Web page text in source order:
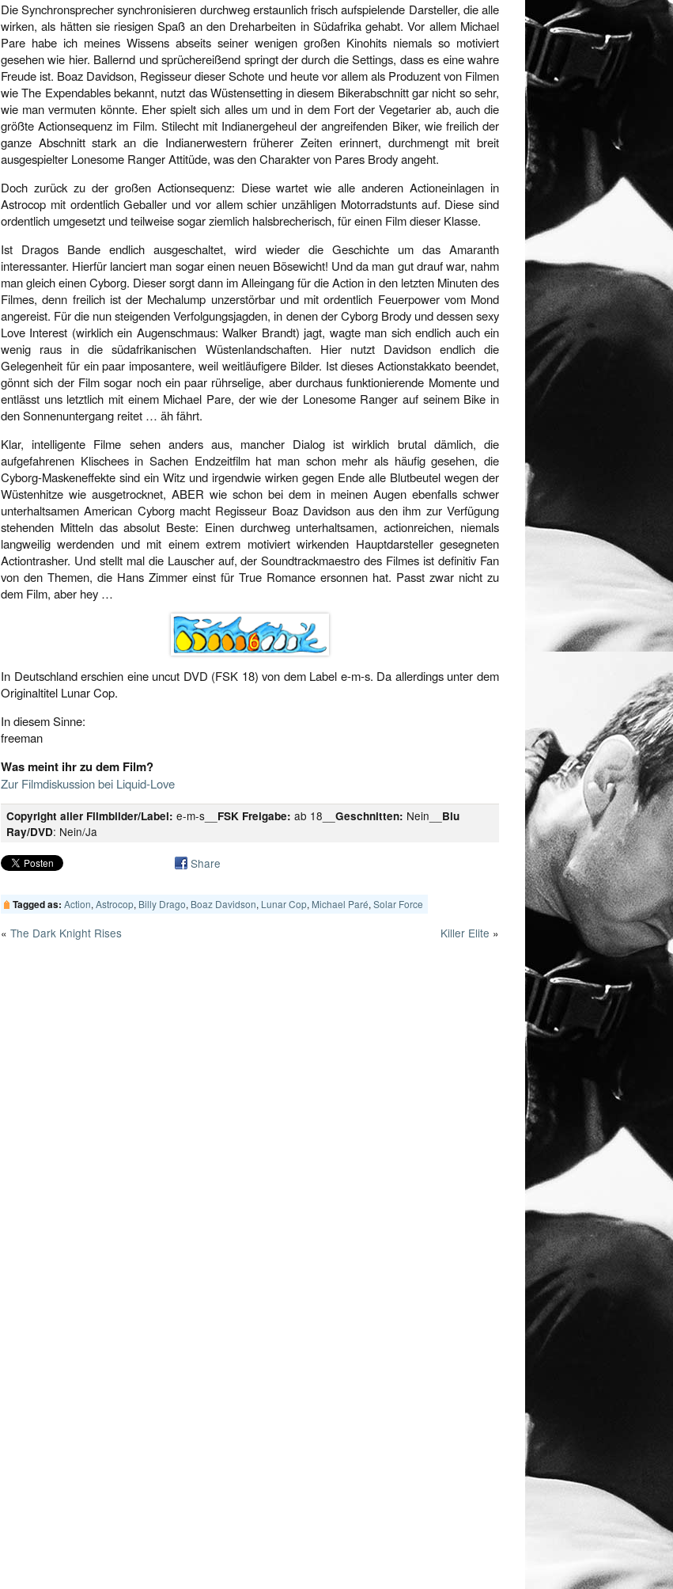
Die Synchronsprecher synchronisieren durchweg erstaunlich frisch aufspielende Darsteller, die alle
wirken, als hätten sie riesigen Spaß an den Dreharbeiten in Südafrika gehabt. Vor allem Michael
Pare habe ich meines Wissens abseits seiner wenigen großen Kinohits niemals so motiviert
gesehen wie hier. Ballernd und sprüchereißend springt der durch die Settings, dass es eine wahre
Freude ist. Boaz Davidson, Regisseur dieser Schote und heute vor allem als Produzent von Filmen
wie The Expendables bekannt, nutzt das Wüstensetting in diesem Bikerabschnitt gar nicht so sehr,
wie man vermuten könnte. Eher spielt sich alles um und in dem Fort der Vegetarier ab, auch die
größte Actionsequenz im Film. Stilecht mit Indianergeheul der angreifenden Biker, wie freilich der
ganze Abschnitt stark an die Indianerwestern früherer Zeiten erinnert, durchmengt mit breit
ausgespielter Lonesome Ranger Attitüde, was den Charakter von Pares Brody angeht.
Doch zurück zu der großen Actionsequenz: Diese wartet wie alle anderen Actioneinlagen in
Astrocop mit ordentlich Geballer und vor allem schier unzähligen Motorradstunts auf. Diese sind
ordentlich umgesetzt und teilweise sogar ziemlich halsbrecherisch, für einen Film dieser Klasse.
Ist Dragos Bande endlich ausgeschaltet, wird wieder die Geschichte um das Amaranth
interessanter. Hierfür lanciert man sogar einen neuen Bösewicht! Und da man gut drauf war, nahm
man gleich einen Cyborg. Dieser sorgt dann im Alleingang für die Action in den letzten Minuten des
Filmes, denn freilich ist der Mechalump unzerstörbar und mit ordentlich Feuerpower vom Mond
angereist. Für die nun steigenden Verfolgungsjagden, in denen der Cyborg Brody und dessen sexy
Love Interest (wirklich ein Augenschmaus: Walker Brandt) jagt, wagte man sich endlich auch ein
wenig raus in die südafrikanischen Wüstenlandschaften. Hier nutzt Davidson endlich die
Gelegenheit für ein paar imposantere, weil weitläufigere Bilder. Ist dieses Actionstakkato beendet,
gönnt sich der Film sogar noch ein paar rührselige, aber durchaus funktionierende Momente und
entlässt uns letztlich mit einem Michael Pare, der wie der Lonesome Ranger auf seinem Bike in
den Sonnenuntergang reitet … äh fährt.
Klar, intelligente Filme sehen anders aus, mancher Dialog ist wirklich brutal dämlich, die
aufgefahrenen Klischees in Sachen Endzeitfilm hat man schon mehr als häufig gesehen, die
Cyborg-Maskeneffekte sind ein Witz und irgendwie wirken gegen Ende alle Blutbeutel wegen der
Wüstenhitze wie ausgetrocknet, ABER wie schon bei dem in meinen Augen ebenfalls schwer
unterhaltsamen American Cyborg macht Regisseur Boaz Davidson aus den ihm zur Verfügung
stehenden Mitteln das absolut Beste: Einen durchweg unterhaltsamen, actionreichen, niemals
langweilig werdenden und mit einem extrem motiviert wirkenden Hauptdarsteller gesegneten
Actiontrasher. Und stellt mal die Lauscher auf, der Soundtrackmaestro des Filmes ist definitiv Fan
von den Themen, die Hans Zimmer einst für True Romance ersonnen hat. Passt zwar nicht zu
dem Film, aber hey …
In Deutschland erschien eine uncut DVD (FSK 18) von dem Label e-m-s. Da allerdings unter dem
Originaltitel Lunar Cop.
In diesem Sinne:
freeman
Was meint ihr zu dem Film?
Zur Filmdiskussion bei Liquid-Love
Copyright aller Filmbilder/Label: e-m-s__ FSK Freigabe: ab 18__ Geschnitten: Nein__ Blu
Ray/DVD: Nein/Ja
Share
Tagged as: Action, Astrocop, Billy Drago, Boaz Davidson, Lunar Cop, Michael Paré, Solar Force
« The Dark Knight Rises Killer Elite »